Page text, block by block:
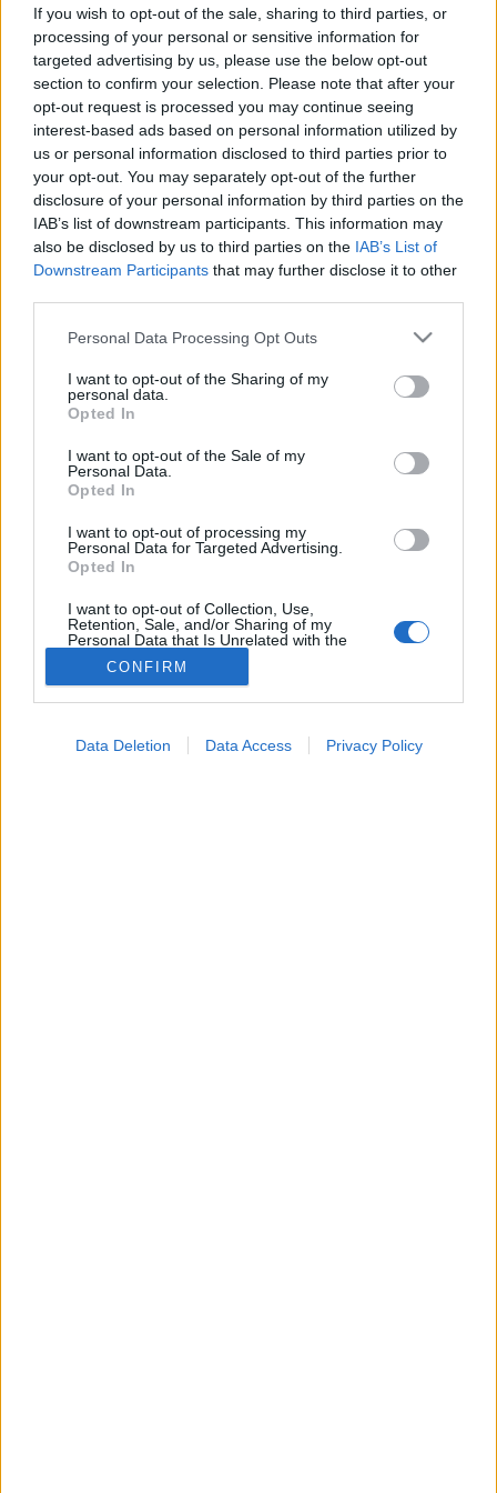
If you wish to opt-out of the sale, sharing to third parties, or
processing of your personal or sensitive information for
targeted advertising by us, please use the below opt-out
section to confirm your selection. Please note that after your
opt-out request is processed you may continue seeing
interest-based ads based on personal information utilized by
us or personal information disclosed to third parties prior to
your opt-out. You may separately opt-out of the further
disclosure of your personal information by third parties on the
IAB’s list of downstream participants. This information may
also be disclosed by us to third parties on the IAB’s List of
Downstream Participants that may further disclose it to other
Please note that this website/app uses one or more Google
not limited to your visit or usage behaviour. You may click to
grant or deny consent to Google and its third-party tags to
use your data for below specified purposes in below Google
consent section.
Personal Data Processing Opt Outs
I want to opt-out of the Sharing of my
personal data.
Opted In
I want to opt-out of the Sale of my
Personal Data.
Opted In
I want to opt-out of processing my
Personal Data for Targeted Advertising.
Opted In
I want to opt-out of Collection, Use,
Retention, Sale, and/or Sharing of my
Personal Data that Is Unrelated with the
Purposes for which it was collected.
Opted Out
CONFIRM
Data Deletion Data Access Privacy Policy
Betegségek
2025. január 31. 08:04